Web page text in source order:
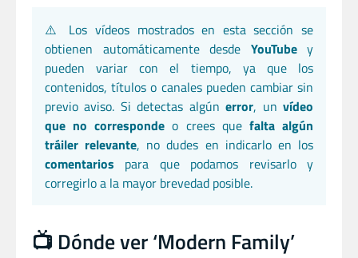
⚠️ Los vídeos mostrados en esta sección se
obtienen automáticamente desde YouTubey
pueden variar con el tiempo, ya que los
contenidos, títulos o canales pueden cambiar sin
previo aviso. Si detectas algúnerror, unvídeo
que no corresponde o crees que falta algún
tráiler relevante, no dudes en indicarlo en los
comentarios para que podamos revisarlo y
corregirlo a la mayor brevedad posible.
📺 Dónde ver ‘Modern Family’